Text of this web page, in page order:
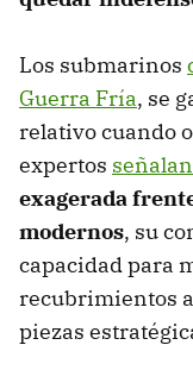
Los submarinos
Guerra Fría, se
relativo cuando
expertos señalan
exagerada
modernos, su
capacidad para
recubrimientos
piezas